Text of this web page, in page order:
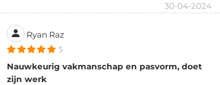
30-04-2024
Ryan Raz
5
Nauwkeurig vakmanschap en pasvorm, doet
zijn werk